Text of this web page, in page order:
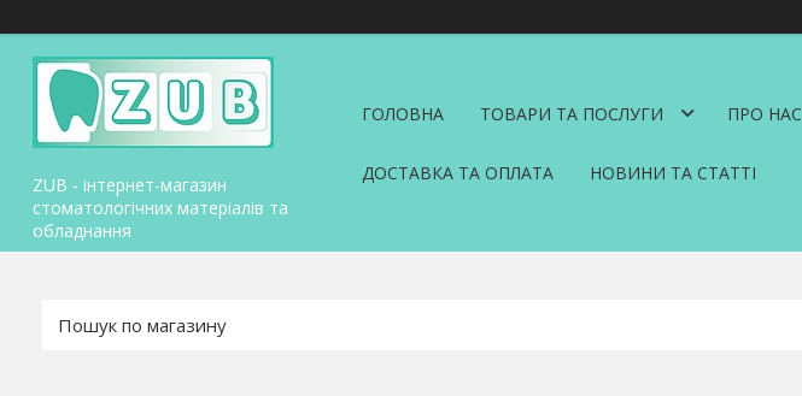
ZUB - інтернет-магазин
стоматологічних матеріалів та
обладнання
ГОЛОВНА ТОВАРИ ТА ПОСЛУГИ ПРО НАС
ДОСТАВКА ТА ОПЛАТА НОВИНИ ТА СТАТТІ